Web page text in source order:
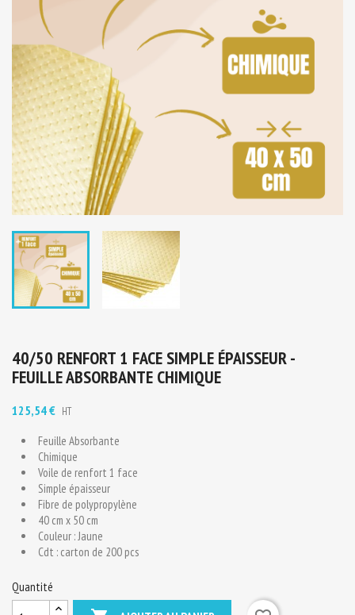
40/50 RENFORT 1 FACE SIMPLE ÉPAISSEUR -
FEUILLE ABSORBANTE CHIMIQUE
125,54 € HT
Feuille Absorbante
Chimique
Voile de renfort 1 face
Simple épaisseur
Fibre de polypropylène
40 cm x 50 cm
Couleur : Jaune
Cdt : carton de 200 pcs
Quantité